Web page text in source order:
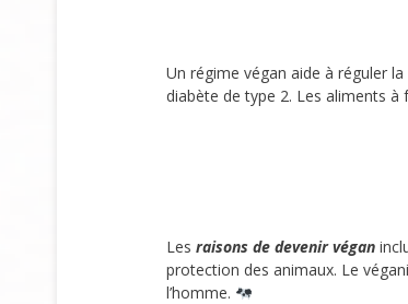
Un régime végan aide à réguler
diabète de type 2. Les aliments
Les raisons de devenir végan
protection des animaux. Le
l’homme.